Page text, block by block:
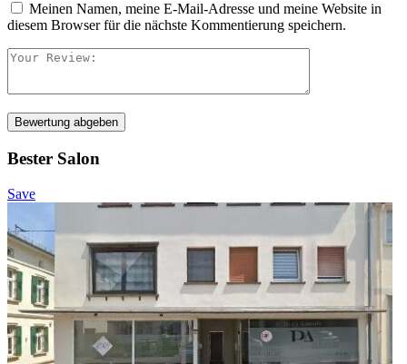
Meinen Namen, meine E-Mail-Adresse und meine Website in
diesem Browser für die nächste Kommentierung speichern.
Bewertung abgeben
Bester Salon
Save